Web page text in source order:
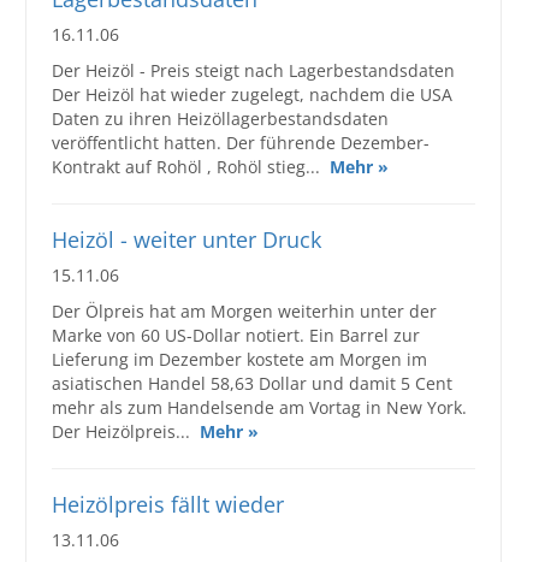
16.11.06
Der Heizöl - Preis steigt nach Lagerbestandsdaten
Der Heizöl hat wieder zugelegt, nachdem die USA
Daten zu ihren Heizöllagerbestandsdaten
veröffentlicht hatten. Der führende Dezember-
Kontrakt auf Rohöl , Rohöl stieg... Mehr »
Heizöl - weiter unter Druck
15.11.06
Der Ölpreis hat am Morgen weiterhin unter der
Marke von 60 US-Dollar notiert. Ein Barrel zur
Lieferung im Dezember kostete am Morgen im
asiatischen Handel 58,63 Dollar und damit 5 Cent
mehr als zum Handelsende am Vortag in New York.
Der Heizölpreis... Mehr »
Heizölpreis fällt wieder
13.11.06